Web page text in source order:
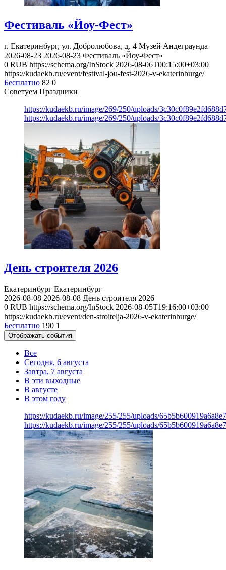
Фестиваль «Йоу-Фест»
г. Екатеринбург, ул. Добролюбова, д. 4 Музей Андеграунда
2026-08-23 2026-08-23 Фестиваль «Йоу-Фест»
0 RUB https://schema.org/InStock 2026-08-06T00:15:00+03:00
https://kudaekb.ru/event/festival-jou-fest-2026-v-ekaterinburge/
Бесплатно 82 0
Советуем Праздники
https://kudaekb.ru/image/269/250/uploads/
https://kudaekb.ru/image/269/250/uploads/
День строителя 2026
Екатеринбург Екатеринбург
2026-08-08 2026-08-08 День строителя 2026
0 RUB https://schema.org/InStock 2026-08-05T19:16:00+03:00
https://kudaekb.ru/event/den-stroitelja-2026-v-ekaterinburge/
Бесплатно 190 1
Отображать события
Все
Сегодня, 6 августа
Завтра, 7 августа
В эти выходные
В августе
В этом году
https://kudaekb.ru/image/255/255/uploads/
https://kudaekb.ru/image/255/255/uploads/